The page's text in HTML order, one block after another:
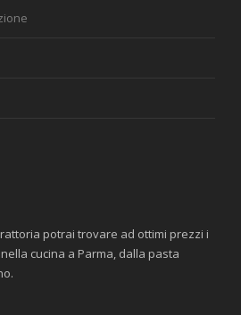
potrai trovare ad ottimi prezzi i
cucina a Parma, dalla pasta